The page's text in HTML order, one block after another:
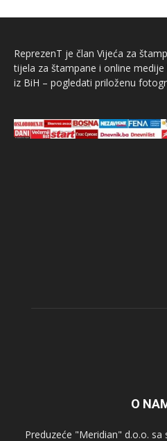
ReprezenT je član Vijeća za
tijela za štampane i online
iz BiH – pogledati priloženu
O
Preduzeće "Meridian" d.o.o.